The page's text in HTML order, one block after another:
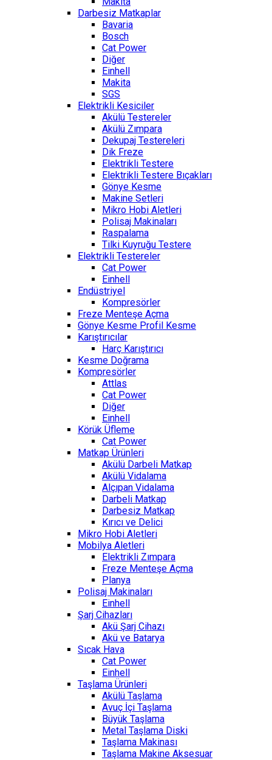
Darbesiz Matkaplar
Bavaria
Bosch
Cat Power
Diğer
Einhell
Makita
SGS
Elektrikli Kesiciler
Akülü Testereler
Akülü Zımpara
Dekupaj Testereleri
Dik Freze
Elektrikli Testere
Elektrikli Testere Bıçakları
Gönye Kesme
Makine Setleri
Mikro Hobi Aletleri
Polisaj Makinaları
Raspalama
Tilki Kuyruğu Testere
Elektrikli Testereler
Cat Power
Einhell
Endüstriyel
Kompresörler
Freze Menteşe Açma
Gönye Kesme Profil Kesme
Karıştırıcılar
Harç Karıştırıcı
Kesme Doğrama
Kompresörler
Attlas
Cat Power
Diğer
Einhell
Körük Üfleme
Cat Power
Matkap Ürünleri
Akülü Darbeli Matkap
Akülü Vidalama
Alçıpan Vidalama
Darbeli Matkap
Darbesiz Matkap
Kırıcı ve Delici
Mikro Hobi Aletleri
Mobilya Aletleri
Elektrikli Zımpara
Freze Menteşe Açma
Planya
Polisaj Makinaları
Einhell
Şarj Cihazları
Akü Şarj Cihazı
Akü ve Batarya
Sıcak Hava
Cat Power
Einhell
Taşlama Ürünleri
Akülü Taşlama
Avuç İçi Taşlama
Büyük Taşlama
Metal Taşlama Diski
Taşlama Makinası
Taşlama Makine Aksesuar